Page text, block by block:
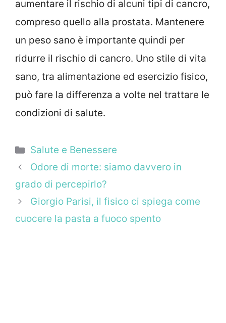
aumentare il rischio di alcuni tipi di cancro,
compreso quello alla prostata. Mantenere
un peso sano è importante quindi per
ridurre il rischio di cancro. Uno stile di vita
sano, tra alimentazione ed esercizio fisico,
può fare la differenza a volte nel trattare le
condizioni di salute.
Categorie
Salute e Benessere
Odore di morte: siamo davvero in
grado di percepirlo?
Giorgio Parisi, il fisico ci spiega come
cuocere la pasta a fuoco spento